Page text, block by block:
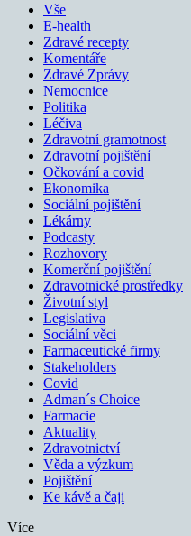
Vše
E-health
Zdravé recepty
Komentáře
Zdravé Zprávy
Nemocnice
Politika
Léčiva
Zdravotní gramotnost
Zdravotní pojištění
Očkování a covid
Ekonomika
Sociální pojištění
Lékárny
Podcasty
Rozhovory
Komerční pojištění
Zdravotnické prostředky
Životní styl
Legislativa
Sociální věci
Farmaceutické firmy
Stakeholders
Covid
Adman´s Choice
Farmacie
Aktuality
Zdravotnictví
Věda a výzkum
Pojištění
Ke kávě a čaji
Více